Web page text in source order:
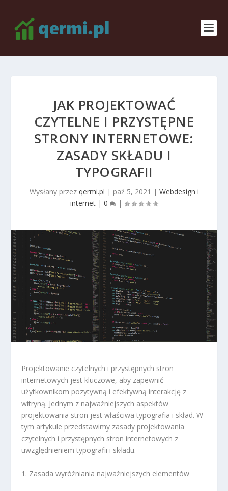
JAK PROJEKTOWAĆ
CZYTELNE I PRZYSTĘPNE
STRONY INTERNETOWE:
ZASADY SKŁADU I
TYPOGRAFII
Wysłany przez qermi.pl | paź 5, 2021 | Webdesign i
internet | 0 |
Projektowanie czytelnych i przystępnych stron
internetowych jest kluczowe, aby zapewnić
użytkownikom pozytywną i efektywną interakcję z
witryną. Jednym z najważniejszych aspektów
projektowania stron jest właściwa typografia i skład. W
tym artykule przedstawimy zasady projektowania
czytelnych i przystępnych stron internetowych z
uwzględnieniem typografii i składu.
1. Zasada wyróżniania najważniejszych elementów